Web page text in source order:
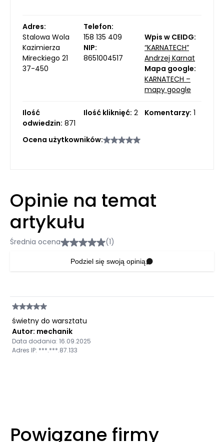
Adres:
Stalowa Wola
Kazimierza
Mireckiego 21
37-450
Telefon:
158 135 409
NIP:
8651004517
Wpis w CEIDG:
“KARNATECH”
Andrzej Karnat
Mapa google:
KARNATECH –
mapy google
Ilość
odwiedzin: 871
Ilość kliknięć: 2 Komentarzy: 1
Ocena użytkowników:
Opinie na temat
artykułu
Średnia ocena (1)
Podziel się swoją opinią
świetny do warsztatu
Autor: mechanik
Data dodania: 16.09.2025
Adres IP: ***.***.87.133
Powiązane firmy